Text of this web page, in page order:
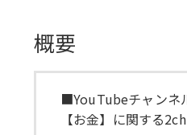
概要
■YouTubeチャンネ
【お金】に関する